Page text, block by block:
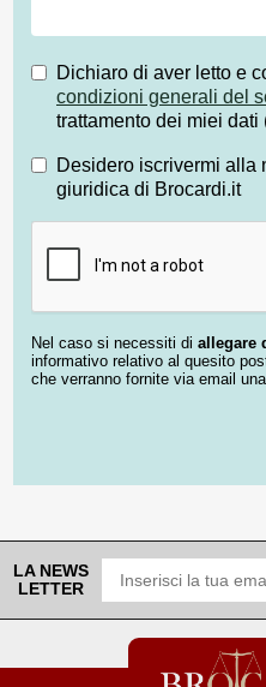
Dichiaro di aver letto e
condizioni generali del
trattamento dei miei dati
Desidero iscrivermi alla
giuridica di Brocardi.it
Nel caso si necessiti di allegare
informativo relativo al quesito
che verranno fornite via email
LA NEWS
LETTER